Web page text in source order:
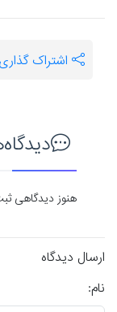
اشتراک گذاری
هنوز دیدگاهی
ارسال دیدگاه
نام: